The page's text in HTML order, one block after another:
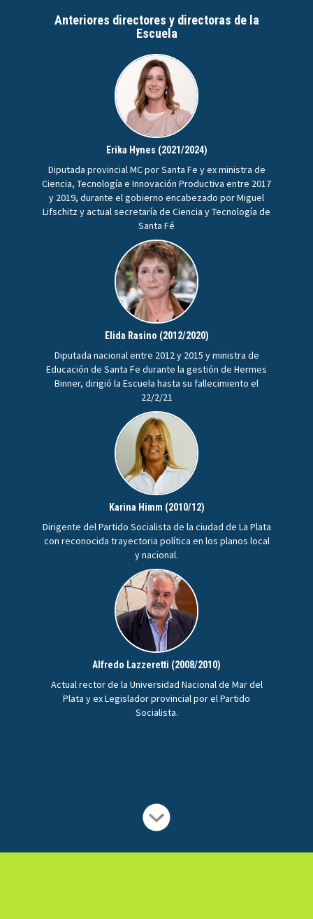
Anteriores directores y directoras de la
Escuela
Erika Hynes (2021/2024)
Diputada provincial MC por Santa Fe y ex ministra de
Ciencia, Tecnología e Innovación Productiva entre 2017
y 2019, durante el gobierno encabezado por Miguel
Lifschitz y actual secretaría de Ciencia y Tecnología de
Santa Fé
Elida Rasino (2012/2020)
Diputada nacional entre 2012 y 2015 y ministra de
Educación de Santa Fe durante la gestión de Hermes
Binner, dirigió la Escuela hasta su fallecimiento el
22/2/21
Karina Himm (2010/12)
Dirigente del Partido Socialista de la ciudad de La Plata
con reconocida trayectoria política en los planos local
y nacional.
Alfredo Lazzeretti (2008/2010)
Actual rector de la Universidad Nacional de Mar del
Plata y ex Legislador provincial por el Partido
Socialista.